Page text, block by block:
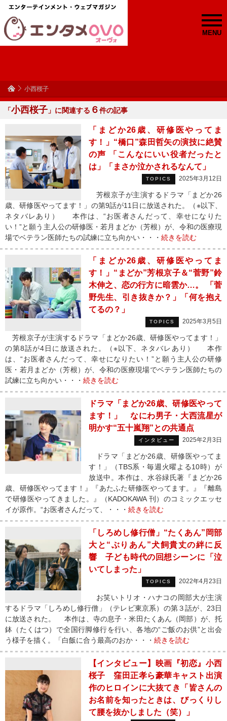
MENU
小西桜子
「小西桜子 」に関連する ６件の記事
「まどか26歳、研修医やってま
す！」“橋口”森田哲矢の演技に絶賛
の声 「こんなにいい役者だったと
は」「まさか泣かされるなんて」
TOPICS 2025年3月12日
芳根京子が主演するドラマ「まどか26
歳、研修医やってます！」の第9話が11日に放送された。（※以下、
ネタバレあり） 本作は、“お医者さんだって、幸せになりた
い！”と願う主人公の研修医・若月まどか（​​芳根）が、令和の医療現
場でベテラン医師たちの試練に立ち向かい・・・ 続きを読む
「まどか26歳、研修医やってま
す！」“まどか”芳根京子＆“菅野”鈴
木伸之、恋の行方に暗雲か…。 「菅
野先生、引き抜きか？」「何を抱え
てるの？」
TOPICS 2025年3月5日
芳根京子が主演するドラマ「まどか26歳、研修医やってます！」
の第8話が4日に放送された。（※以下、ネタバレあり） 本作
は、“お医者さんだって、幸せになりたい！”と願う主人公の研修
医・若月まどか（​​芳根）が、令和の医療現場でベテラン医師たちの
試練に立ち向かい・・・ 続きを読む
ドラマ「まどか26歳、研修医やって
ます！」 なにわ男子・大西流星が
明かす“五十嵐翔”との共通点
インタビュー 2025年2月3日
ドラマ「まどか26歳、研修医やってま
す！」（TBS系・毎週火曜よる10時）が
放送中。本作は、水谷緑氏著『まどか26
歳、研修医やってます！』『あたふた研修医やってます。』『離島
で研修医やってきました。』（KADOKAWA 刊）のコミックエッセ
イが原作。“お医者さんだって、・・・ 続きを読む
「しろめし修行僧」“たくあん”岡部
大と“ぶりあん”犬飼貴丈の絆に反
響 子ども時代の回想シーンに「泣
いてしまった」
TOPICS 2022年4月23日
お笑いトリオ・ハナコの岡部大が主演
するドラマ「しろめし修行僧」（テレビ東京系）の第３話が、23日
に放送された。 本作は、寺の息子・米田たくあん（岡部）が、托
鉢（たくはつ）で全国行脚修行を行い、各地の“ご飯のお供”と出会
う様子を描く。「白飯に合う最高のおか・・・ 続きを読む
【インタビュー】映画『初恋』小西
桜子 窪田正孝ら豪華キャスト出演
作のヒロインに大抜てき「皆さんの
お名前を知ったときは、びっくりし
て腰を抜かしました（笑）」